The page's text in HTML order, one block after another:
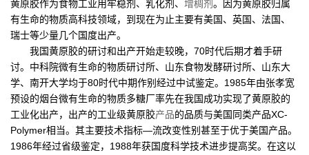
黄原胶作为食物工业用牢稳剂、乳化剂、 增稠剂。因为黄原胶归属
有生命的物质高科技领域，到现在为止主要有美国、英国、法国、
瑞士等少量几个国度出产。
我国黄原胶的研讨和出产开始走较晚，70时代后期才着手研
讨。中科院微有生命的物质研讨所、山东食物发酵研讨所、山东大
学、南开大学均于80时代中期作别经过中试鉴定。1985年由张孝宽
预设的烟台微有生命的物质多糖厂率先在我国成功实现了黄原胶的
工业化出产，出产的工业级黄原胶产品的品质与美国同类产品XC-
Polymer相当。其主要技术指标—流改变性别甚至于优于美国产品。
1986年经过省级鉴定，1988年获国度科学技术进步提高奖。在这以